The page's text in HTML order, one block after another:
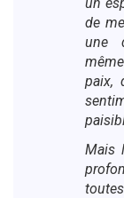
de
une
paix,
Mais